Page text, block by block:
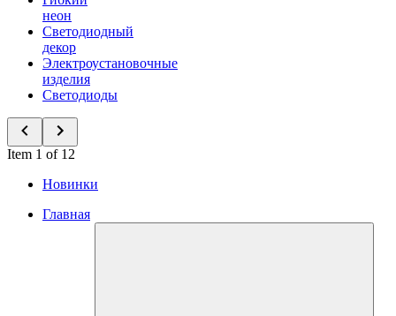
неон
Светодиодный
декор
Электроустановочные
изделия
Светодиоды
Item 1 of 12
Новинки
Главная